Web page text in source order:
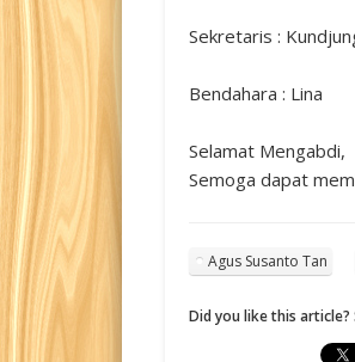
Sekretaris :
Bendahara : Lina
Selamat Mengabdi,
Semoga dapat
Agus Susanto Tan
Did you like this